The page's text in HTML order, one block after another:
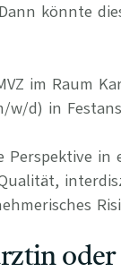
könnte
im Raum
w/d) in
Perspektive